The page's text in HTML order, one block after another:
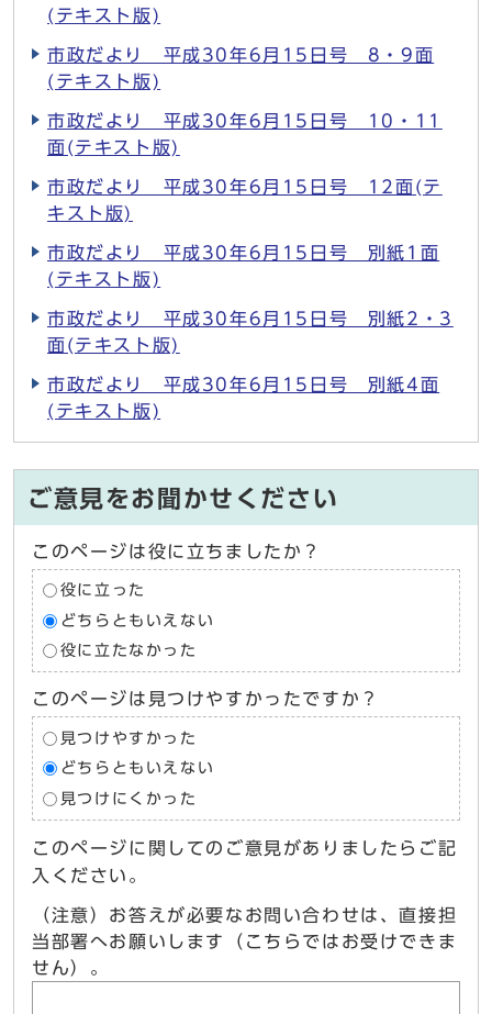
(テキスト版)
市政だより 平成30年6月15日号 8・9面
(テキスト版)
市政だより 平成30年6月15日号 10・11
面(テキスト版)
市政だより 平成30年6月15日号 12面(テ
キスト版)
市政だより 平成30年6月15日号 別紙1面
(テキスト版)
市政だより 平成30年6月15日号 別紙2・3
面(テキスト版)
市政だより 平成30年6月15日号 別紙4面
(テキスト版)
ご意見をお聞かせください
このページは役に立ちましたか？
役に立った
どちらともいえない
役に立たなかった
このページは見つけやすかったですか？
見つけやすかった
どちらともいえない
見つけにくかった
このページに関してのご意見がありましたらご記
入ください。
（注意）お答えが必要なお問い合わせは、直接担
当部署へお願いします（こちらではお受けできま
せん）。